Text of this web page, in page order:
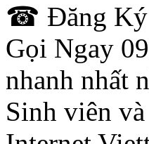
☎ Đăng Ký
Gọi Ngay
nhanh nhất
Sinh viên